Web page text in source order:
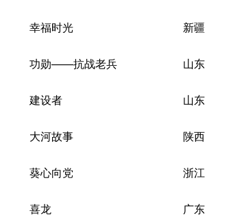
幸福时光 新疆
功勋——抗战老兵 山东
建设者 山东
大河故事 陕西
葵心向党 浙江
喜龙 广东